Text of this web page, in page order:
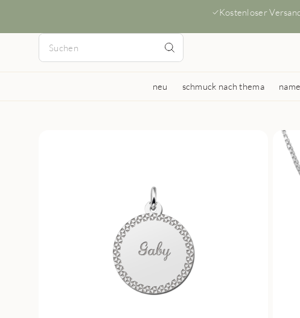
Kostenloser
neu schmuck nach thema